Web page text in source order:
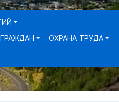
ОХРАНА ТРУДА